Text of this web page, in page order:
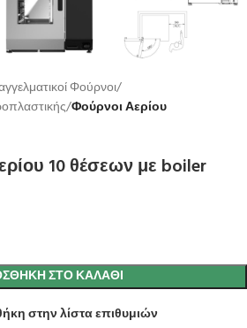
Φούρνοι
Φούρνοι Αερίου
10 θέσεων με boiler
ΣΤΟ ΚΑΛΆΘΙ
στην λίστα επιθυμιών